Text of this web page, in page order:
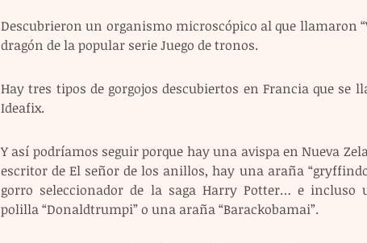
Descubrieron un organismo microscópico al que llamaron
dragón de la popular serie Juego de tronos.
Hay tres tipos de gorgojos descubiertos en Francia que se
Ideafix.
Y así podríamos seguir porque hay una avispa en Nueva
escritor de El señor de los anillos, hay una araña
gorro seleccionador de la saga Harry Potter… e incluso
polilla “Donaldtrumpi” o una araña “Barackobamai”.